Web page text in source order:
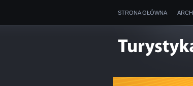
STRONA GŁÓWNA